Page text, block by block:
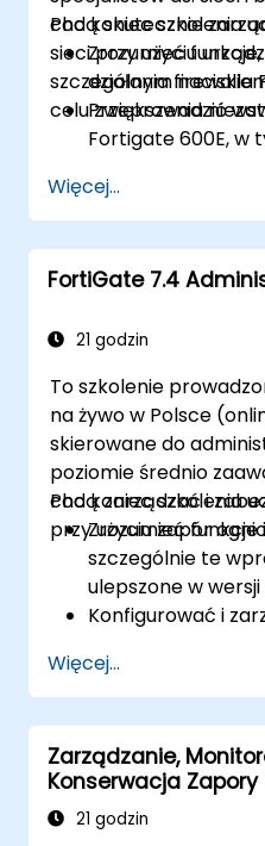
chcą skutecznie
sieci przy użyciu
szczególnym
celu zwiększenia
Pod koniec szkolenia
Zrozumieć
działania firewalla
Przeprowadzić
Fortigate 600E, w
ustawianie
wstępnych polityk
Konfigurować i
zaawansowanymi
uwierzytelnianie
funkcje
przed różnymi
Rozwiązywać
konfiguracjach HA
środowiskami HA.
Więcej...
FortiGate 7.4
21 godzin
To szkolenie
na żywo w Polsce
skierowane do
poziomie średnio
chcą zarządzać i
przy użyciu zapór
Pod koniec szkolenia
Zrozumieć funkcje
szczególnie te
ulepszone w wersji
Konfigurować i
funkcje
Wdrażać i
środkami
antywirus,
internetowych i
zagrożeniami.
Więcej...
Zarządzanie,
Konserwacja Zapory
21 godzin